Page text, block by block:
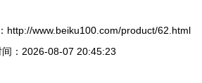
http://www.beiku100.com/product/62.html
间：2026-08-07 20:45:23